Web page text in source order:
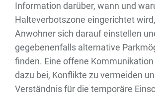
Information darüber, wann und
Halteverbotszone eingerichtet
Anwohner sich darauf einstellen
gegebenenfalls alternative
finden. Eine offene
dazu bei, Konflikte zu vermeiden
Verständnis für die temporäre